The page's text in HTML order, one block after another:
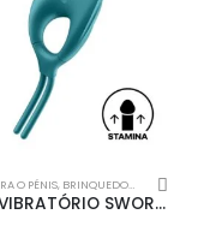
O PÉNIS, BRINQUEDOS SEXUAIS
ANEL VIBRATÓRIO SWORDSMAN SATISFYER VERDE